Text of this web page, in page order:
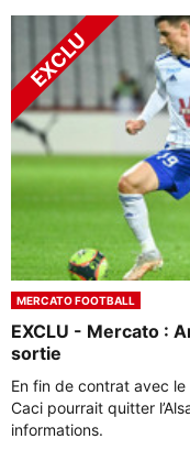
MERCATO FOOTBALL
EXCLU - Mercato :
sortie
En fin de contrat avec
Caci pourrait quitter
informations.